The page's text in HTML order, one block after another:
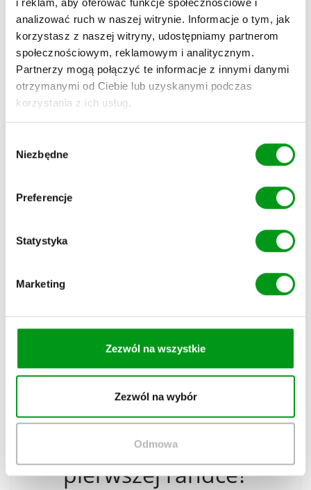
analizować ruch w naszej witrynie. Informacje o tym, jak
korzystasz z naszej witryny, udostępniamy partnerom
społecznościowym, reklamowym i analitycznym.
Partnerzy mogą połączyć te informacje z innymi danymi
otrzymanymi od Ciebie lub uzyskanymi podczas
korzystania z ich usług.
Niezbędne
Preferencje
Statystyka
Marketing
Zezwól na wszystkie
Zezwól na wybór
Odmowa
znajomymi, lub rodziną.
Gdy oboje uznacie, że
pora zaplanować kolejne
spotkanie
jest normą, jeśli ewidentnie działa między Wami
chemia. Możecie wspólnie zakończyć miłe spotkanie o
ustalonej porze i od razu umówić się na kolejne, dzięki
czemu pożegnacie się w doskonałych nastrojach.
Najczęściej zadawane
pytania o pierwsze
Chociaż randkowanie jest obecne w naszym życiu od
zawsze, wiele osób wciąż czuje się niepewnie, chcąc
wypaść jak najlepiej. Zebraliśmy kilka pytań, które
najczęściej pojawiają się w kontekście pierwszej randki.
Kto powinien
zapłacić rachunek na
pierwszej randce?